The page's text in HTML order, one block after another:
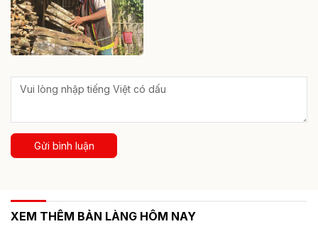
Gửi bình luận
XEM THÊM BẢN LÀNG HÔM NAY